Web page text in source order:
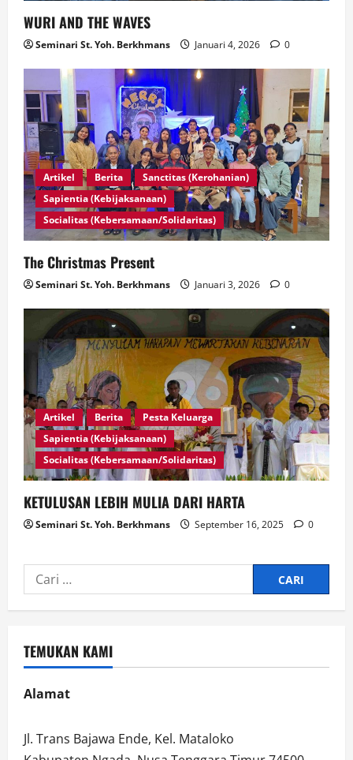
o
n
WURI AND THE WAVES
Seminari St. Yoh. Berkhmans Januari 4, 2026 0
Artikel Berita
Sanctitas (Kerohanian)
Sapientia (Kebijaksanaan)
Socialitas (Kebersamaan/Solidaritas)
The Christmas Present
Seminari St. Yoh. Berkhmans Januari 3, 2026 0
Artikel Berita
Pesta Keluarga
Sapientia (Kebijaksanaan)
Socialitas (Kebersamaan/Solidaritas)
KETULUSAN LEBIH MULIA DARI HARTA
Seminari St. Yoh. Berkhmans September 16, 2025 0
Cari
untuk:
TEMUKAN KAMI
Alamat
Jl. Trans Bajawa Ende, Kel. Mataloko